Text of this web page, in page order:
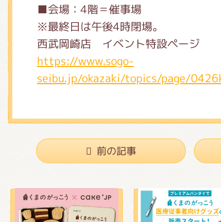
■会場：4階＝催事場
※最終日は午後4時閉場。
西武岡崎店 イベント特設ページ
https://www.sogo-
seibu.jp/okazaki/topics/page/
前の記事